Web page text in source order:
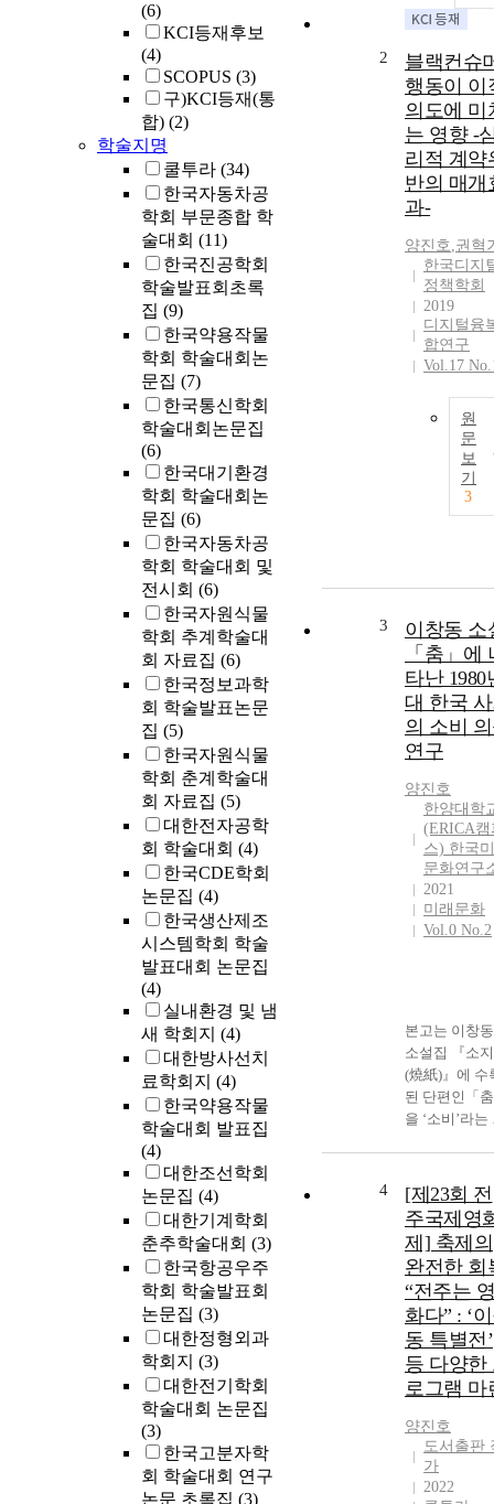
(6)
KCI등재후보
(4)
SCOPUS (3)
구)KCI등재(통
합) (2)
학술지명
쿨투라 (34)
한국자동차공
학회 부문종합 학
술대회 (11)
한국진공학회
학술발표회초록
집 (9)
한국약용작물
학회 학술대회논
문집 (7)
한국통신학회
학술대회논문집
(6)
한국대기환경
학회 학술대회논
문집 (6)
한국자동차공
학회 학술대회 및
전시회 (6)
한국자원식물
학회 추계학술대
회 자료집 (6)
한국정보과학
회 학술발표논문
집 (5)
한국자원식물
학회 춘계학술대
회 자료집 (5)
대한전자공학
회 학술대회 (4)
한국CDE학회
논문집 (4)
한국생산제조
시스템학회 학술
발표대회 논문집
(4)
실내환경 및 냄
새 학회지 (4)
대한방사선치
료학회지 (4)
한국약용작물
학술대회 발표집
(4)
대한조선학회
논문집 (4)
대한기계학회
춘추학술대회 (3)
한국항공우주
학회 학술발표회
논문집 (3)
대한정형외과
학회지 (3)
대한전기학회
학술대회 논문집
(3)
한국고분자학
회 학술대회 연구
논문 초록집 (3)
2
블랙컨슈
행동이 이
의도에 미
는 영향 -
리적 계약
반의 매개
과-
양진호,권혁
한국디지
정책학회
2019
디지털융
합연구
Vol.17
원
문
보
기
3
3
이창동 소
「춤」에
타난 1980
대 한국
의 소비
연구
양진호
한양대학
(ERICA캠
스) 한국
문화연구
2021
미래문화
Vol.0 No.2
본고는 이창동
소설집 『소지
(燒紙)』에 수
된 단편인「
을 ‘소비’라는
적 발화 방식
‘이야기’의 의
를 규정하려고
한다. 역사에
한 당대 문학
보편적 관점
‘이야기(나카
와 신이치의
화에 대한 개
과 관련지어)’
소설들은 역
관통하는 소
자들, 시간으
부터 추방된
4
[제23회 전
주국제영
제] 축제의
완전한 회
“전주는 영
화다” : ‘
동 특별전’
등 다양한
로그램 마
양진호
도서출판
가
2022